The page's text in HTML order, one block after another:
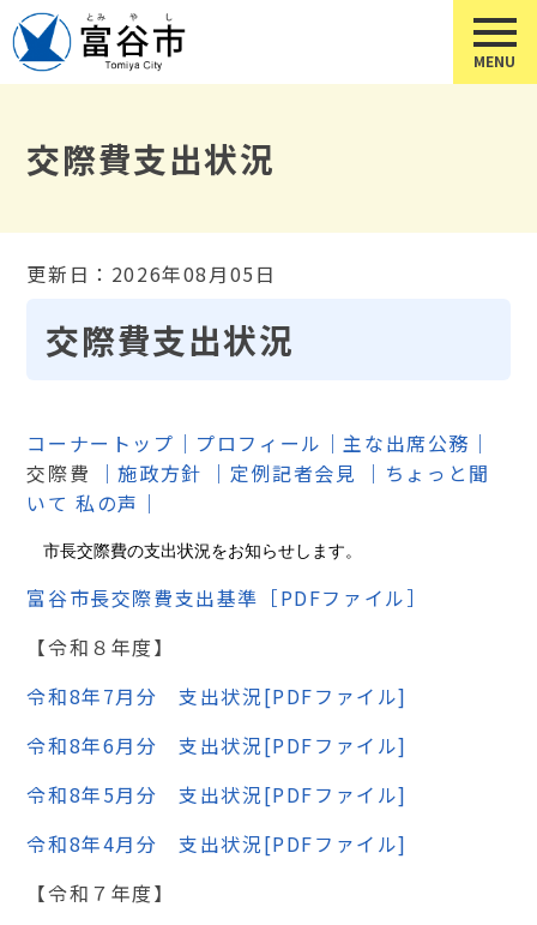
交際費支出状況
更新日：2026年08月05日
交際費支出状況
コーナートップ ｜ プロフィール ｜主な出席公務 ｜
交際費 ｜施政方針 ｜ 定例記者会見 ｜ ちょっと聞
いて 私の声 ｜
市長交際費の支出状況をお知らせします。
富谷市長交際費支出基準［PDFフ ァイル］
【令和８年度】
令和8年7月分 支出状況[PDFファイル]
令和8年6月分 支出状況[PDFファイル]
令和8年5月分 支出状況[PDFファイル]
令和8年4月分 支出状況[PDFファイル]
【令和７年度】